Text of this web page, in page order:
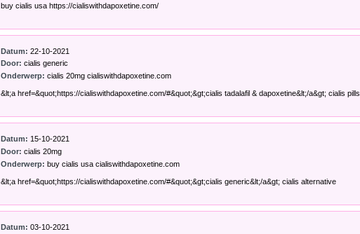
buy cialis usa https://cialiswithdapoxetine.com/
Datum: 22-10-2021
Door: cialis generic
Onderwerp: cialis 20mg cialiswithdapoxetine.com
&lt;a href=&quot;https://cialiswithdapoxetine.com/#&quot;&gt;cialis tadalafil & dapoxetine&lt;/a&gt; cialis pills
Datum: 15-10-2021
Door: cialis 20mg
Onderwerp: buy cialis usa cialiswithdapoxetine.com
&lt;a href=&quot;https://cialiswithdapoxetine.com/#&quot;&gt;cialis generic&lt;/a&gt; cialis alternative
Datum: 03-10-2021